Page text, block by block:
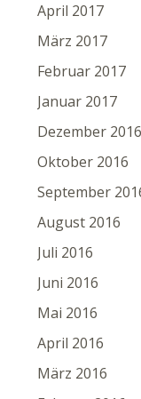
April 2017
März 2017
Februar 2017
Januar 2017
Dezember 2016
Oktober 2016
September
August 2016
Juli 2016
Juni 2016
Mai 2016
April 2016
März 2016